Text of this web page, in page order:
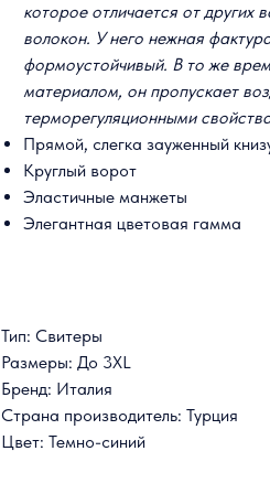
которое отличается от других
волокон. У него нежная
формоустойчивый. В то же
материалом, он пропускает
терморегуляционными
Прямой, слегка зауженный
Круглый ворот
Эластичные манжеты
Элегантная цветовая гамма
Тип: Свитеры
Размеры: До 3XL
Бренд: Италия
Страна производитель: Турция
Цвет: Темно-синий